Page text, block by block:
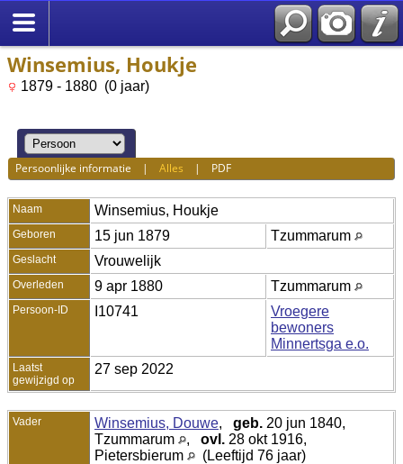
Winsemius, Houkje
1879 - 1880 (0 jaar)
Persoonlijke informatie |Alles | PDF
Naam Winsemius, Houkje
Geboren 15 jun 1879 Tzummarum
Geslacht Vrouwelijk
Overleden 9 apr 1880 Tzummarum
Persoon-ID I10741
Vroegere
bewoners
Minnertsga e.o.
Laatst
gewijzigd op
27 sep 2022
Vader Winsemius, Douwe, geb. 20 jun 1840,
Tzummarum
, ovl. 28 okt 1916,
Pietersbierum
(Leeftijd 76 jaar)